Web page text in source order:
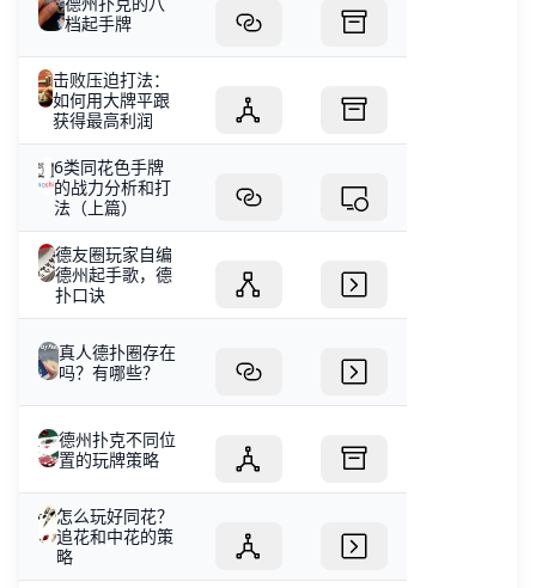
档起手牌
击败压迫打法：
如何用大牌平跟
获得最高利润
6类同花色手牌
的战力分析和打
法（上篇）
德友圈玩家自编
德州起手歌，德
扑口诀
真人德扑圈存在
吗？有哪些？
德州扑克不同位
置的玩牌策略
怎么玩好同花？
追花和中花的策
略